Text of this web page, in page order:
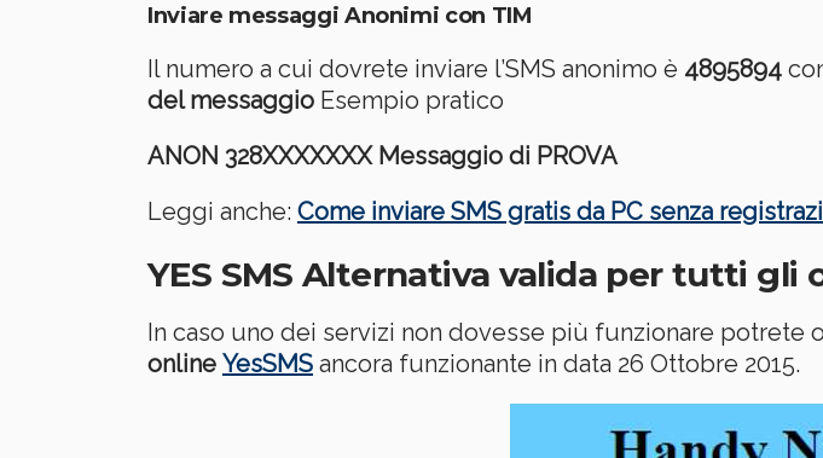
Inviare messaggi Anonimi con TIM
Il numero a cui dovrete inviare l’SMS anonimo è 4895894
del messaggio Esempio pratico
ANON 328XXXXXXX Messaggio di PROVA
Leggi anche: Come inviare SMS gratis da PC senza
YES SMS Alternativa valida per tutti gli
In caso uno dei servizi non dovesse più funzionare
online YesSMS ancora funzionante in data 26 Ottobre 2015.